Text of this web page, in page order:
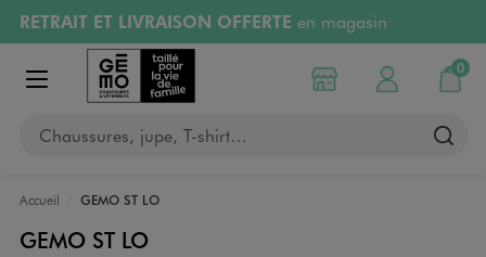
Aller au contenu principal
Aller à la navigation
RETRAIT ET LIVRAISON OFFERTE en magasin
Retours OFFERTSpendant 30 jours
PAYEZ EN 3x SANS FRAIS
RÉSERVATION GRATUITE
Afficher le menu
Chaussures, jupe, T-shirt…
Choisir mon magasin
Mon compte
0
Mon
Accueil GEMO ST LO
GEMO ST LO